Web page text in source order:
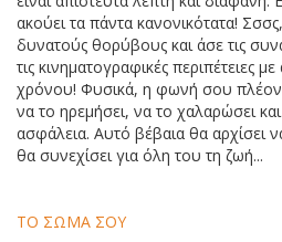
ακούει τα πάντα κανονικότατα!
δυνατούς θορύβους και άσε τις
τις κινηματογραφικές περιπέτειες
χρόνου! Φυσικά, η φωνή σου πλέον
να το ηρεμήσει, να το χαλαρώσει
ασφάλεια. Αυτό βέβαια θα αρχίσει
θα συνεχίσει για όλη του τη ζωή...
ΤΟ ΣΩΜΑ ΣΟΥ